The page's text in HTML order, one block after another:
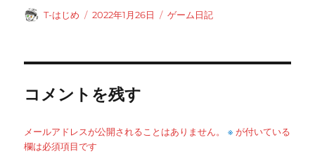
投
T-はじめ
投
2022年1月26日
カ
ゲーム日記
コメントを残す
メールアドレスが公開されることはありません。 ※ が付いている
欄は必須項目です